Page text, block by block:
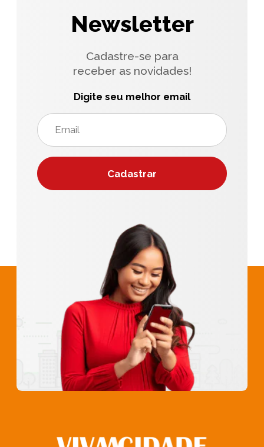
Newsletter
Cadastre-se para
receber as novidades!
Digite seu melhor email